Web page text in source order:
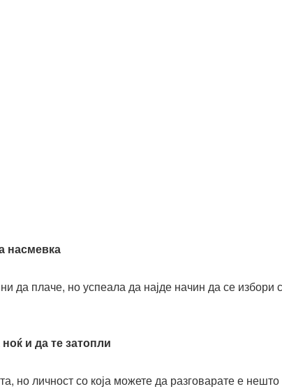
насмевка
да плаче, но успеала да најде начин да се избори
и да те затопли
но личност со која можете да разговарате е